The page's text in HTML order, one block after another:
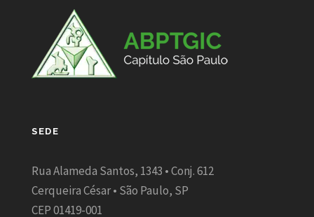
SEDE
Rua Alameda Santos, 1343 • Conj. 612
Cerqueira César • São Paulo, SP
CEP 01419-001